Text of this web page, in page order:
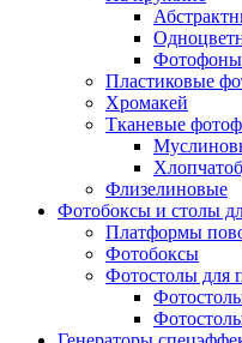
Фотофоны
Пластиковые
Хромакей
Тканевые
Флизелиновые
Фотобоксы и столы
Платформы
Фотобоксы
Фотостолы для